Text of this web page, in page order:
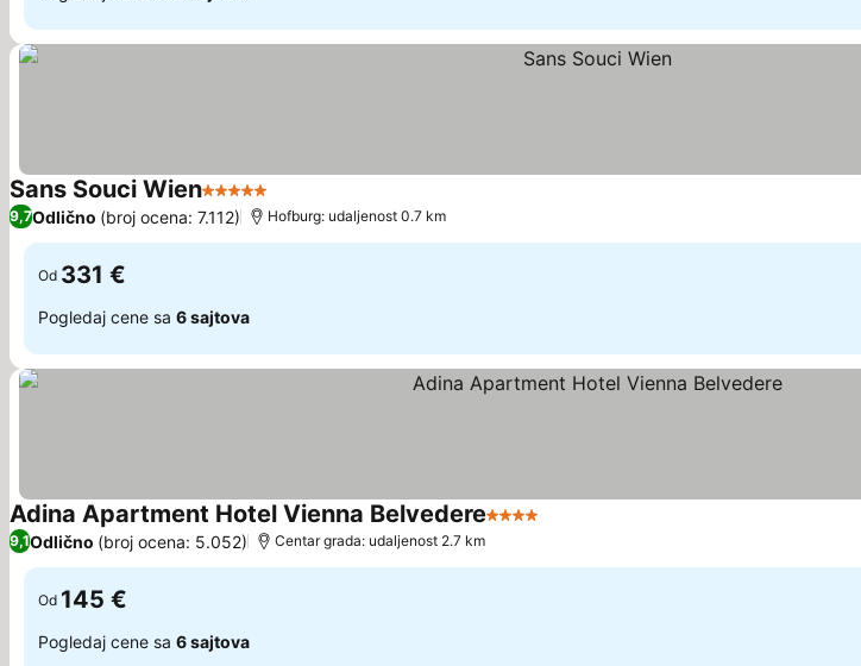
Sans Souci Wien5 Zvezdice
9,7Odlično (broj ocena: 7.112) Hofburg: udaljenost 0.7 km
Od 331 €
Pogledaj cene sa 6 sajtova
Adina Apartment Hotel Vienna Belvedere4 Zvezdice
9,1Odlično (broj ocena: 5.052) Centar grada: udaljenost 2.7 km
Od 145 €
Pogledaj cene sa 6 sajtova